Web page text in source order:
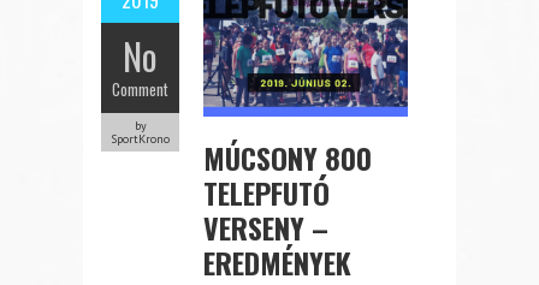
No
Comment
by
SportKrono
MÚCSONY 800
TELEPFUTÓ
VERSENY –
EREDMÉNYEK